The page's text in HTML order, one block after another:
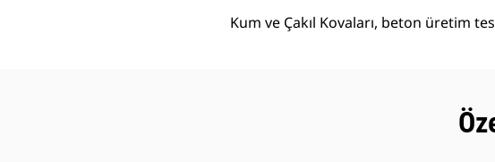
Kum ve Çakıl Kovaları, beton üretim